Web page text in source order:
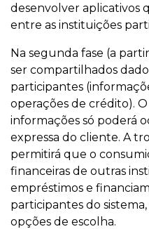
desenvolver aplicativos
entre as instituições
Na segunda fase (a
ser compartilhados
participantes
operações de crédito).
informações só poderá
expressa do cliente. A
permitirá que o
financeiras de outras
empréstimos e
participantes do
opções de escolha.